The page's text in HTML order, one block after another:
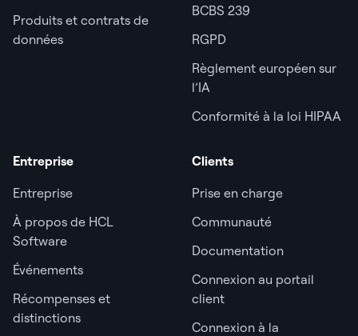
Produits et contrats de
données
BCBS 239
RGPD
Règlement européen sur
l’IA
Conformité à la loi HIPAA
Entreprise
Entreprise
À propos de HCL
Software
Événements
Récompenses et
distinctions
Clients
Prise en charge
Communauté
Documentation
Connexion au portail
client
Connexion à la